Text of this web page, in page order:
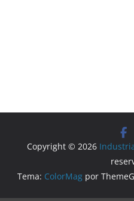
Copyright © 2026
Tema: ColorMagpor